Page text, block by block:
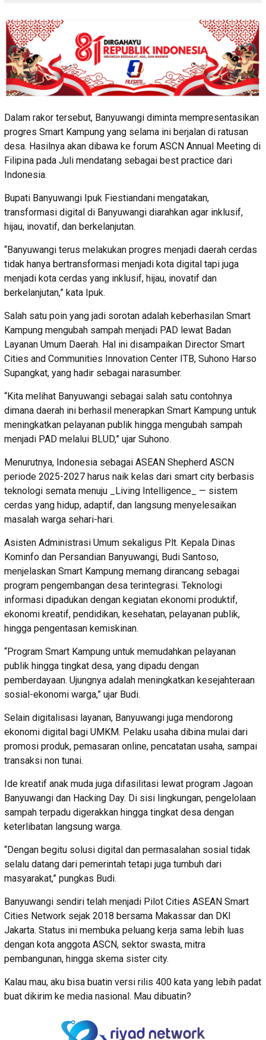
Dalam rakor tersebut, Banyuwangi diminta mempresentasikan
progres Smart Kampung yang selama ini berjalan di ratusan
desa. Hasilnya akan dibawa ke forum ASCN Annual Meeting di
Filipina pada Juli mendatang sebagai best practice dari
Indonesia.
Bupati Banyuwangi Ipuk Fiestiandani mengatakan,
transformasi digital di Banyuwangi diarahkan agar inklusif,
hijau, inovatif, dan berkelanjutan.
“Banyuwangi terus melakukan progres menjadi daerah cerdas
tidak hanya bertransformasi menjadi kota digital tapi juga
menjadi kota cerdas yang inklusif, hijau, inovatif dan
berkelanjutan,” kata Ipuk.
Salah satu poin yang jadi sorotan adalah keberhasilan Smart
Kampung mengubah sampah menjadi PAD lewat Badan
Layanan Umum Daerah. Hal ini disampaikan Director Smart
Cities and Communities Innovation Center ITB, Suhono Harso
Supangkat, yang hadir sebagai narasumber.
“Kita melihat Banyuwangi sebagai salah satu contohnya
dimana daerah ini berhasil menerapkan Smart Kampung untuk
meningkatkan pelayanan publik hingga mengubah sampah
menjadi PAD melalui BLUD,” ujar Suhono.
Menurutnya, Indonesia sebagai ASEAN Shepherd ASCN
periode 2025-2027 harus naik kelas dari smart city berbasis
teknologi semata menuju _Living Intelligence_ — sistem
cerdas yang hidup, adaptif, dan langsung menyelesaikan
masalah warga sehari-hari.
Asisten Administrasi Umum sekaligus Plt. Kepala Dinas
Kominfo dan Persandian Banyuwangi, Budi Santoso,
menjelaskan Smart Kampung memang dirancang sebagai
program pengembangan desa terintegrasi. Teknologi
informasi dipadukan dengan kegiatan ekonomi produktif,
ekonomi kreatif, pendidikan, kesehatan, pelayanan publik,
hingga pengentasan kemiskinan.
“Program Smart Kampung untuk memudahkan pelayanan
publik hingga tingkat desa, yang dipadu dengan
pemberdayaan. Ujungnya adalah meningkatkan kesejahteraan
sosial-ekonomi warga,” ujar Budi.
Selain digitalisasi layanan, Banyuwangi juga mendorong
ekonomi digital bagi UMKM. Pelaku usaha dibina mulai dari
promosi produk, pemasaran online, pencatatan usaha, sampai
transaksi non tunai.
Ide kreatif anak muda juga difasilitasi lewat program Jagoan
Banyuwangi dan Hacking Day. Di sisi lingkungan, pengelolaan
sampah terpadu digerakkan hingga tingkat desa dengan
keterlibatan langsung warga.
“Dengan begitu solusi digital dan permasalahan sosial tidak
selalu datang dari pemerintah tetapi juga tumbuh dari
masyarakat,” pungkas Budi.
Banyuwangi sendiri telah menjadi Pilot Cities ASEAN Smart
Cities Network sejak 2018 bersama Makassar dan DKI
Jakarta. Status ini membuka peluang kerja sama lebih luas
dengan kota anggota ASCN, sektor swasta, mitra
pembangunan, hingga skema sister city.
Kalau mau, aku bisa buatin versi rilis 400 kata yang lebih padat
buat dikirim ke media nasional. Mau dibuatin?